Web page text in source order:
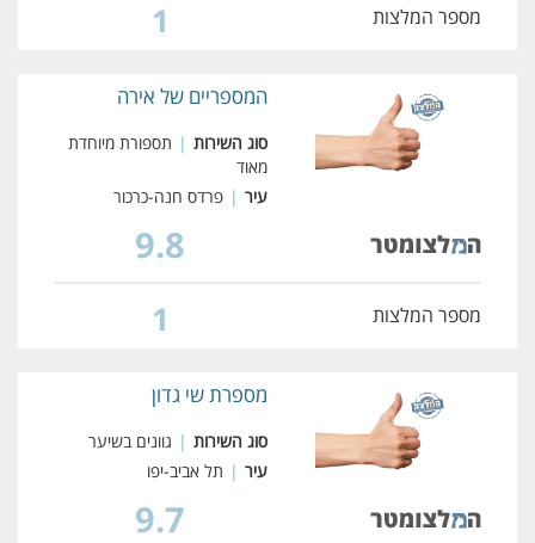
מספר המלצות 1
המספריים של אירה
סוג השירות | תספורת מיוחדת
מאוד
עיר | פרדס חנה-כרכור
9.8
מספר המלצות 1
מספרת שי גדון
סוג השירות | גוונים בשיער
עיר | תל אביב-יפו
9.7